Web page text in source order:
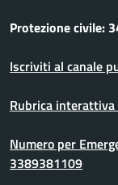
Protezione civile:
Iscriviti al canale
Rubrica interattiva
Numero per
3389381109